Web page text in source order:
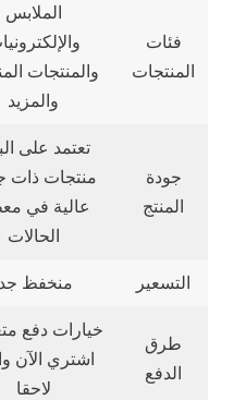
فئات
المنتجات
الملابس
والمنتجات
والمزيد
جودة
المنتج
تعتمد على
منتجات ذات
عالية في
الحالات
التسعير منخفظ
طرق
الدفع
خيارات دفع
اشتري الآن
لاحقا